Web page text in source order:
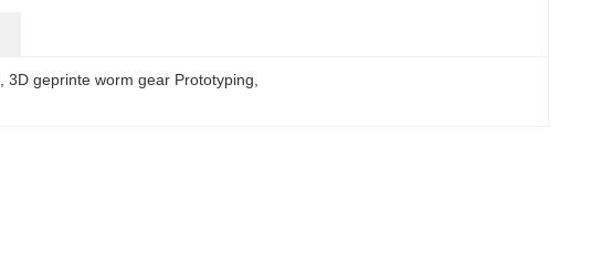
, 3D geprinte worm gear Prototyping